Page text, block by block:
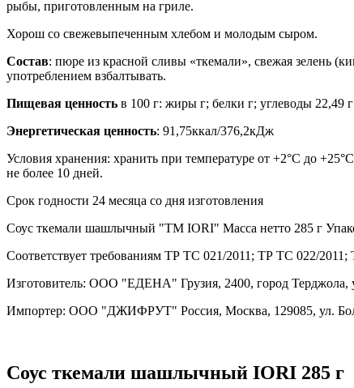
рыбы, приготовленным на гриле.
Хорош со свежевыпеченным хлебом и молодым сыром.
Состав: пюре из красной сливы «ткемали», свежая зелень
употреблением взбалтывать.
Пищевая ценность в 100 г: жиры г; белки г; углеводы 22,49 г
Энергетическая ценность: 91,75ккал/376,2кДж
Условия хранения: хранить при температуре от +2°C до
не более 10 дней.
Срок годности 24 месяца со дня изготовления
Соус ткемали шашлычный "ТМ IORI" Масса нетто 285 г
Соответствует требованиям ТР ТС 021/2011; ТР ТС 022/
Изготовитель: ООО "ЕДЕНА" Грузия, 2400, город Терджола,
Импортер: ООО "ДЖИФРУТ" Россия, Москва, 129085, ул.
Соус ткемали шашлычный IORI 285 г